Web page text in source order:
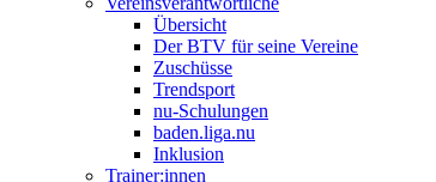
Übersicht
Der BTV für seine Vereine
Zuschüsse
Trendsport
nu-Schulungen
baden.liga.nu
Inklusion
Trainer:innen